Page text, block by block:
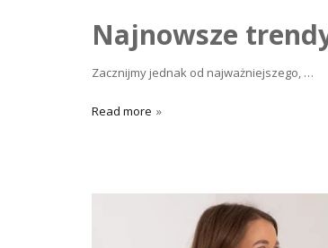
Najnowsze
Zacznijmy jednak od najważniejszego, …
Read more